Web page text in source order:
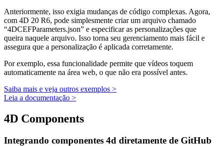
Anteriormente, isso exigia mudanças de código complexas. Agora,
com 4D 20 R6, pode simplesmente criar um arquivo chamado
“4DCEFParameters.json” e especificar as personalizações que
queira naquele arquivo. Isso torna seu gerenciamento mais fácil e
assegura que a personalização é aplicada corretamente.
Por exemplo, essa funcionalidade permite que vídeos toquem
automaticamente na área web, o que não era possível antes.
Saiba mais e veja outros exemplos >
Leia a documentação >
4D Components
Integrando componentes 4d diretamente de GitHub